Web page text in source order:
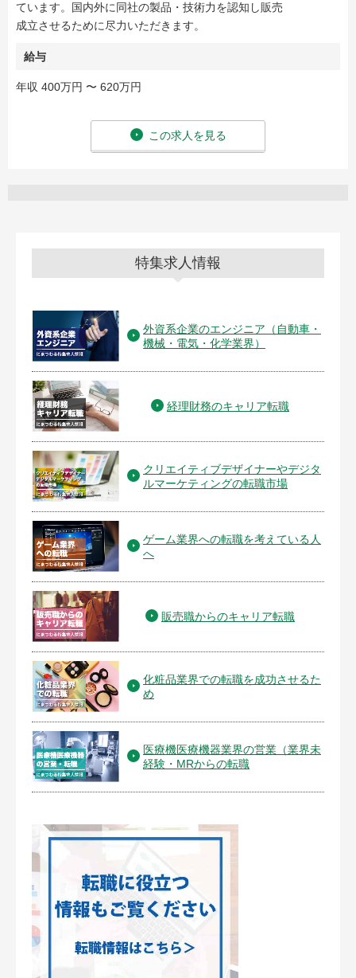
ています。国内外に同社の製品・技術力を認知し販売
成立させるために尽力いただきます。
給与
年収 400万円 〜 620万円
この求人を見る
特集求人情報
外資系企業のエンジニア（自動車・
機械・電気・化学業界）
経理財務のキャリア転職
クリエイティブデザイナーやデジタ
ルマーケティングの転職市場
ゲーム業界への転職を考えている人
へ
販売職からのキャリア転職
化粧品業界での転職を成功させるた
め
医療機医療機器業界の営業（業界未
経験・MRからの転職